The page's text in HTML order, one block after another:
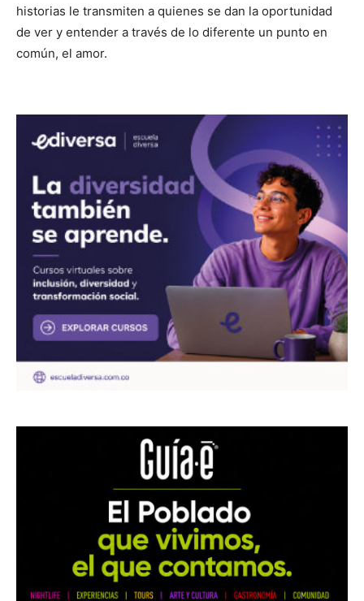
historias le transmiten a quienes se dan la oportunidad
de ver y entender a través de lo diferente un punto en
común, el amor.